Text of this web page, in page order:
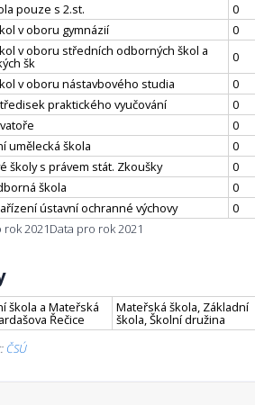
pouze s 2.st.
0
v oboru gymnázií
0
v oboru středních odborných škol a
šk
0
v oboru nástavbového studia
0
praktického vyučování
0
0
umělecká škola
0
školy s právem stát. Zkoušky
0
škola
0
ústavní ochranné výchovy
0
rok 2021Data pro rok 2021
škola a Mateřská
Řečice
Mateřská škola, Základní
škola, Školní družina
ČSÚ